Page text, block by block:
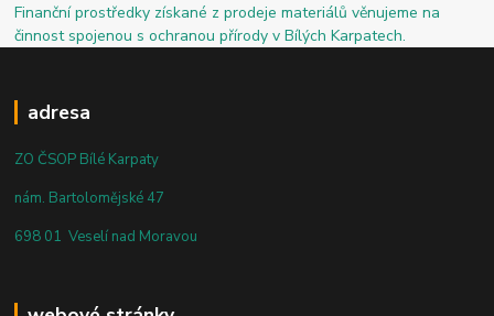
Finanční prostředky získané z prodeje materiálů věnujeme na
činnost spojenou s ochranou přírody v Bílých Karpatech.
adresa
ZO ČSOP Bílé Karpaty
nám. Bartolomějské 47
698 01 Veselí nad Moravou